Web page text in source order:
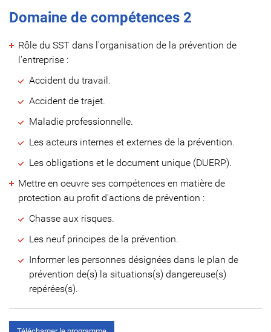
Domaine de compétences 2
Rôle du SST dans l'organisation de la prévention de
l'entreprise :
Accident du travail.
Accident de trajet.
Maladie professionnelle.
Les acteurs internes et externes de la prévention.
Les obligations et le document unique (DUERP).
Mettre en oeuvre ses compétences en matière de
protection au profit d'actions de prévention :
Chasse aux risques.
Les neuf principes de la prévention.
Informer les personnes désignées dans le plan de
prévention de(s) la situations(s) dangereuse(s)
repérées(s).